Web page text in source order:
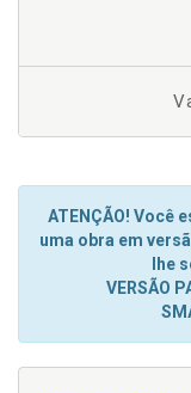
ATENÇÃO! Você
uma obra em
lhe
VERSÃO